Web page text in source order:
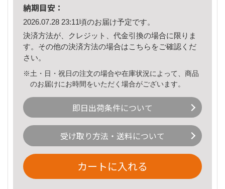
納期目安：
2026.07.28 23:11頃のお届け予定です。
決済方法が、クレジット、代金引換の場合に限りま
す。その他の決済方法の場合はこちら をご確認くだ
さい。
※土・日・祝日の注文の場合や在庫状況によって、商品
のお届けにお時間をいただく場合がございます。
即日出荷条件について
受け取り方法・送料について
カートに入れる